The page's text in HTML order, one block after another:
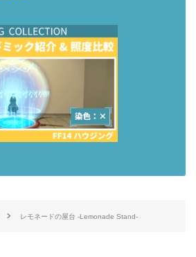
レモネードの屋台 -Lemonade Stand-